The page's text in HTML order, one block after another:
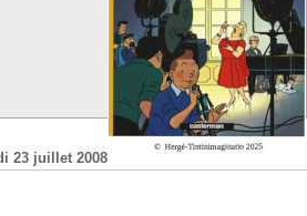
23 juillet 2008